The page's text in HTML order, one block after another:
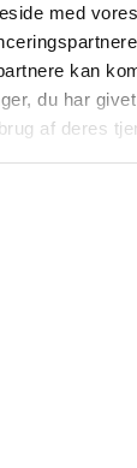
med
kan
du har
af deres